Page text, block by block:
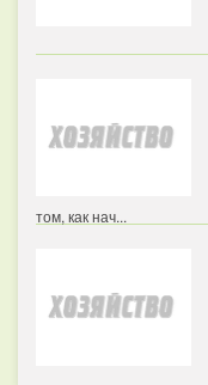
том, как нач...